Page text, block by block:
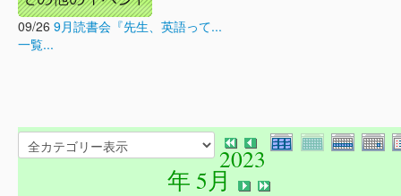
09/26 9月読書会『先生、英語って...
一覧...
2023
年 5月